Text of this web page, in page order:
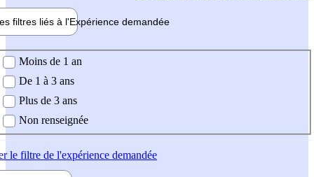
filtres liés à l'Expérience demandée
demandée
Moins de 1 an
De 1 à 3 ans
Plus de 3 ans
Non renseignée
le filtre de l'expérience demandée